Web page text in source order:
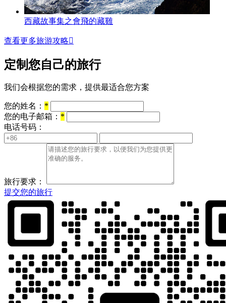
西藏故事集之會飛的藏雞
查看更多旅游攻略
定制您自己的旅行
我们会根据您的需求，提供最适合您方案
您的姓名： *
您的电子邮箱： *
电话号码：
旅行要求：
提交您的旅行